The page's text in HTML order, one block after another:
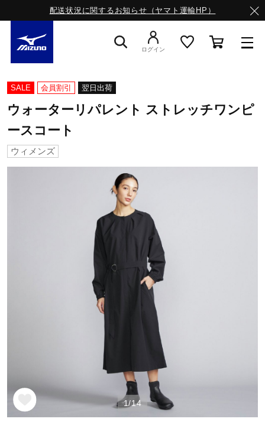
配送状況に関するお知らせ（ヤマト運輸HP）
スニーカー
ライフスタイルウエア
サッカー／フットサル
ログイン
SALE 会員割引 翌日出荷
ウォーターリパレント ストレッチワンピ
ースコート
ウィメンズ
1/14